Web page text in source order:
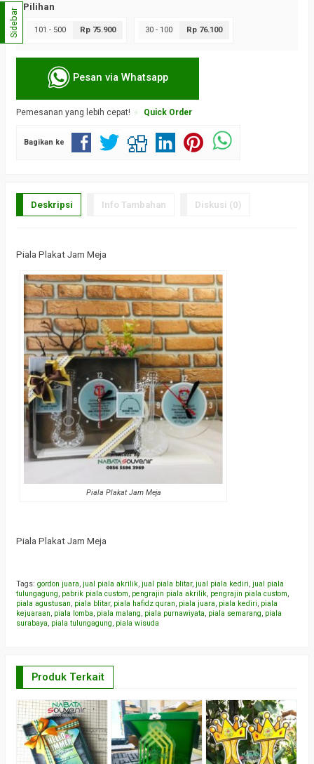
Pilihan
101 - 500 Rp 75.900 30 - 100 Rp 76.100
Pesan via Whatsapp
Pemesanan yang lebih cepat! Quick Order
Bagikan ke
Deskripsi Info Tambahan Diskusi (0)
Piala Plakat Jam Meja
Piala Plakat Jam Meja
Piala Plakat Jam Meja
Tags: gordon juara, jual piala akrilik, jual piala blitar, jual piala kediri, jual piala
tulungagung, pabrik piala custom, pengrajin piala akrilik, pengrajin piala custom,
piala agustusan, piala blitar, piala hafidz quran, piala juara, piala kediri, piala
kejuaraan, piala lomba, piala malang, piala purnawiyata, piala semarang, piala
surabaya, piala tulungagung, piala wisuda
Produk Terkait
Sidebar